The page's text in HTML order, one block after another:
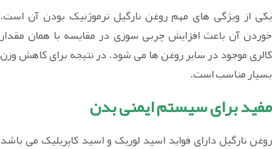
یکی از ویژگی های مهم روغن نارگیل ترموژنیک بودن آن است.
خوردن آن باعث افزایش چربی سوزی در مقایسه با همان مقدار
کالری موجود در سایر روغن ها می شود. در نتیجه برای کاهش وزن
بسیار مناسب است.
مفید برای سیستم ایمنی بدن
روغن نارگیل دارای فواید اسید لوریک و اسید کاپریلیک می باشد